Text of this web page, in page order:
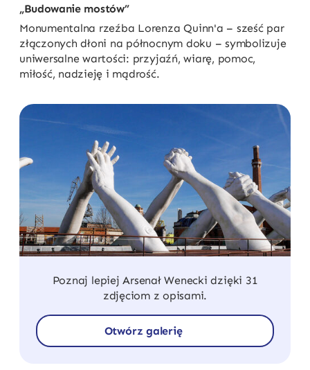
„Budowanie mostów”
Monumentalna rzeźba Lorenza Quinn'a – sześć par
złączonych dłoni na północnym doku – symbolizuje
uniwersalne wartości: przyjaźń, wiarę, pomoc,
miłość, nadzieję i mądrość.
Poznaj lepiej Arsenał Wenecki dzięki 31
zdjęciom z opisami.
Otwórz galerię